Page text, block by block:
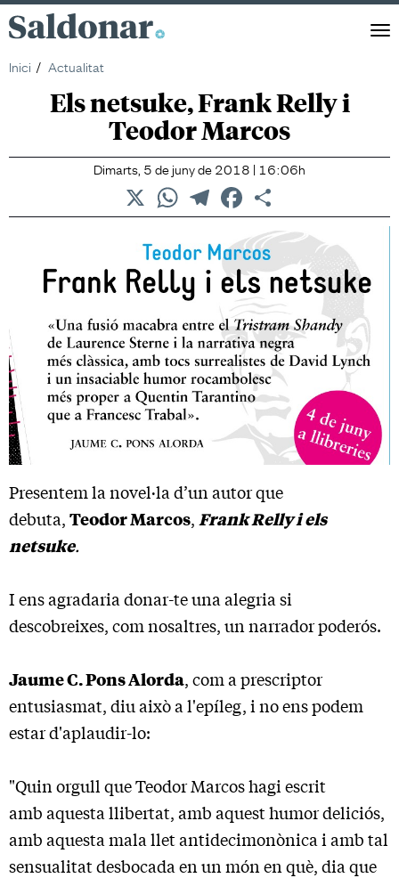
Saldonar
Inici
Actualitat
Els netsuke, Frank Relly i
Teodor Marcos
Dimarts, 5 de juny de 2018 | 16:06h
WhatsAppTelegramFacebook
Presentem la novel·la d’un autor que
debuta,Teodor Marcos, Frank Relly i els
netsuke.
I ens agradaria donar-te una alegria si
descobreixes, com nosaltres, un narrador poderós.
Jaume C. Pons Alorda, com a prescriptor
entusiasmat, diu això a l'epíleg, i no ens podem
estar d'aplaudir-lo:
"Quin orgull que Teodor Marcos hagi escrit
amb aquesta llibertat, amb aquest humor deliciós,
amb aquesta mala llet antidecimonònica i amb tal
sensualitat desbocada en un món en què, dia que